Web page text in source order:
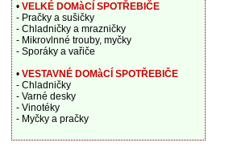
• VELKÉ DOMàCÍ SPOTŘEBIČE
- Pračky a sušičky
- Chladničky a mrazničky
- Mikrovlnné trouby, myčky
- Sporáky a vařiče
• VESTAVNÉ DOMàCÍ SPOTŘEBIČE
- Chladničky
- Varné desky
- Vinotéky
- Myčky a pračky